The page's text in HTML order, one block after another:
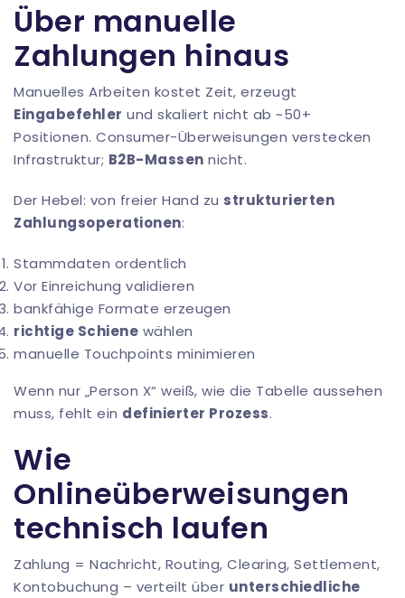
Über manuelle
Zahlungen hinaus
Manuelles Arbeiten kostet Zeit, erzeugt
Eingabefehler und skaliert nicht ab ~50+
Positionen. Consumer-Überweisungen verstecken
Infrastruktur; B2B-Massen nicht.
Der Hebel: von freier Hand zu strukturierten
Zahlungsoperationen:
Stammdaten ordentlich
Vor Einreichung validieren
bankfähige Formate erzeugen
richtige Schiene wählen
manuelle Touchpoints minimieren
Wenn nur „Person X“ weiß, wie die Tabelle aussehen
muss, fehlt ein definierter Prozess.
Wie
Onlineüberweisungen
technisch laufen
Zahlung = Nachricht, Routing, Clearing, Settlement,
Kontobuchung – verteilt über unterschiedliche